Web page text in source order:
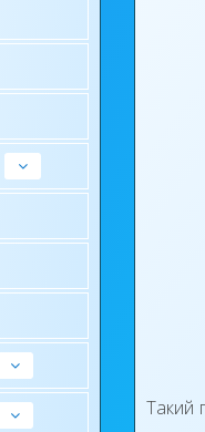
Такий